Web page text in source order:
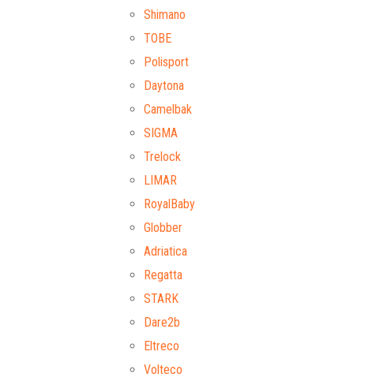
Shimano
TOBE
Polisport
Daytona
Camelbak
SIGMA
Trelock
LIMAR
RoyalBaby
Globber
Adriatica
Regatta
STARK
Dare2b
Eltreco
Volteco